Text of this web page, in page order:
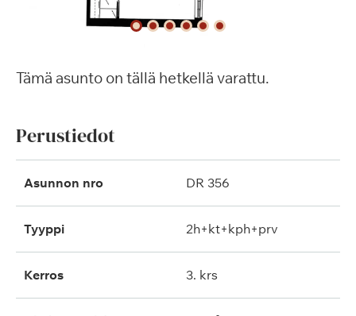
Tämä asunto on tällä hetkellä varattu.
Perustiedot
Asunnon nro DR 356
Tyyppi 2h+kt+kph+prv
Kerros 3. krs